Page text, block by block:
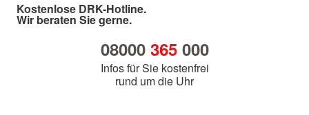
Kostenlose DRK-Hotline.
Wir beraten Sie gerne.
08000 365000
Infos für Sie kostenfrei
rund um die Uhr